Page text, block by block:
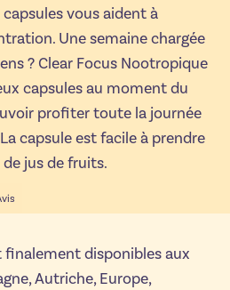
vous aident à
Une semaine chargée
? Clear Focus Nootropique
capsules au moment du
profiter toute la journée
capsule est facile à prendre
de jus de fruits.
disponibles aux
Autriche, Europe,